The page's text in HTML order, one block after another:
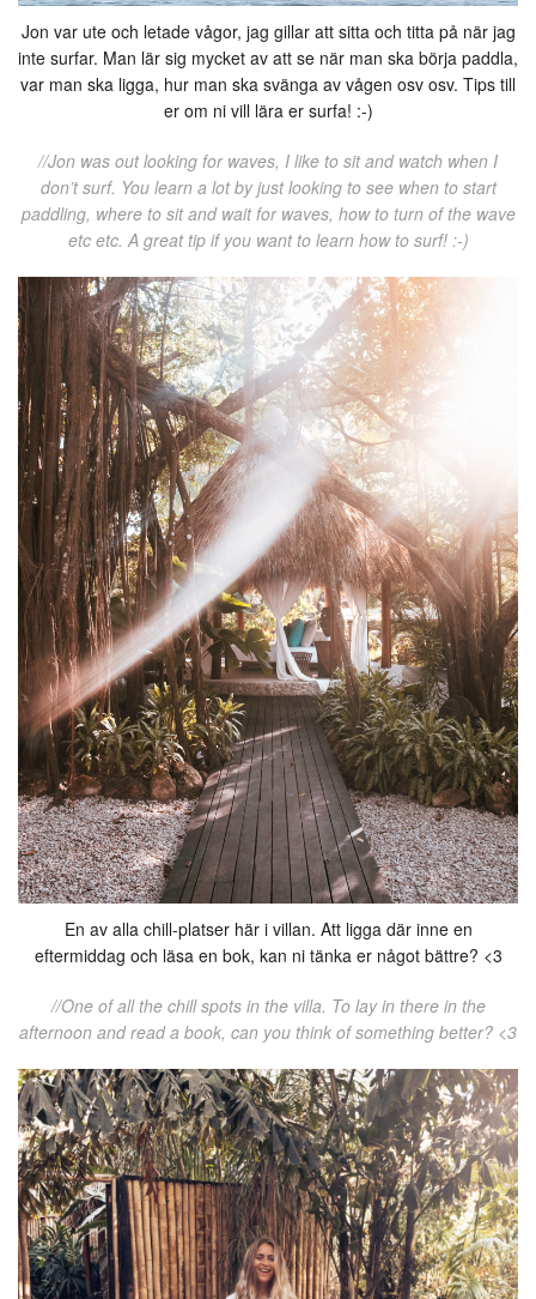
Jon var ute och letade vågor, jag gillar att sitta och titta på när jag
inte surfar. Man lär sig mycket av att se när man ska börja paddla,
var man ska ligga, hur man ska svänga av vågen osv osv. Tips till
er om ni vill lära er surfa! :-)
//Jon was out looking for waves, I like to sit and watch when I
don’t surf. You learn a lot by just looking to see when to start
paddling, where to sit and wait for waves, how to turn of the wave
etc etc. A great tip if you want to learn how to surf! :-)
En av alla chill-platser här i villan. Att ligga där inne en
eftermiddag och läsa en bok, kan ni tänka er något bättre? <3
//One of all the chill spots in the villa. To lay in there in the
afternoon and read a book, can you think of something better? <3